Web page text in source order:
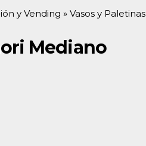
y Vending » Vasos y Paletinas
Mediano